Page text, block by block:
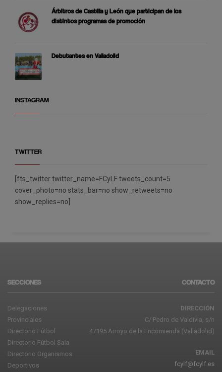
Árbitros de Castilla y León que participan de los
distintos programas de promoción
Debutantes en Valladolid
INSTAGRAM
TWITTER
[fts_twitter twitter_name=FCyLF tweets_count=5
cover_photo=no stats_bar=no show_retweets=no
show_replies=no]
SECCIONES
Delegaciones
Provinciales
Directorio Fútbol
Directorio Fútbol Sala
Directorio Organismos
Deportivos
CONTACTO
DIRECCIÓN
C/ Pedro de Valdivia, s/n
47195 Arroyo de la Encomienda (Valladolid)
EMAIL
fcylf@fcylf.es